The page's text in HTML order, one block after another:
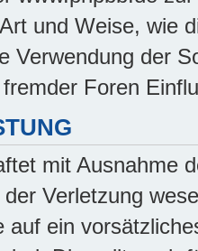
und Weise, wie
Verwendung der
Foren
mit Ausnahme
Verletzung
auf ein